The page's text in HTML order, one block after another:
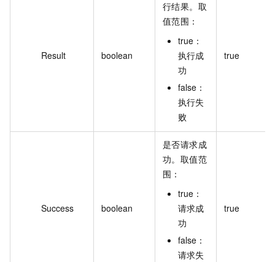
Result boolean
行结果。取
值范围：
true：
执行成
功
false：
执行失
败
true
Success boolean
是否请求成
功。取值范
围：
true：
请求成
功
false：
请求失
true